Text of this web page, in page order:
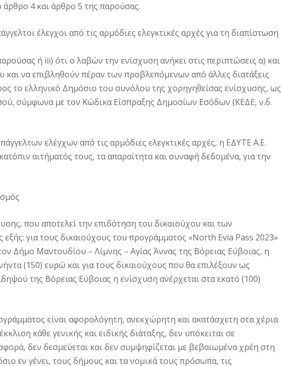
4 και άρθρο 5 της παρούσας.
έλεγχοι από τις αρμόδιες ελεγκτικές αρχές για τη διαπίστωση
ή iii) ότι ο λαβών την ενίσχυση ανήκει στις περιπτώσεις α) και
και να επιβληθούν πέραν των προβλεπόμενων από άλλες διατάξεις
το ελληνικό Δημόσιο του συνόλου της χορηγηθείσας ενίσχυσης, ως
σύμφωνα με τον Κώδικα Είσπραξης Δημοσίων Εσόδων (ΚΕΔΕ, ν.δ.
ελέγχων από τις αρμόδιες ελεγκτικές αρχές, η ΕΔΥΤΕ Α.Ε.
αιτήματός τους, τα απαραίτητα και συναφή δεδομένα, για την
που αποτελεί την επιδότηση του δικαιούχου και των
για τους δικαιούχους του προγράμματος «North Evia Pass 2023»
Δήμο Μαντουδίου – Λίμνης – Αγίας Άννας της Βόρειας Εύβοιας, η
(150) ευρώ και για τους δικαιούχους που θα επιλέξουν ως
της Βόρειας Εύβοιας η ενίσχυση ανέρχεται στα εκατό (100)
είναι αφορολόγητη, ανεκχώρητη και ακατάσχετη στα χέρια
κάθε γενικής και ειδικής διάταξης, δεν υπόκειται σε
δεν δεσμεύεται και δεν συμψηφίζεται με βεβαιωμένα χρέη στη
εν γένει, τους δήμους και τα νομικά τους πρόσωπα, τις